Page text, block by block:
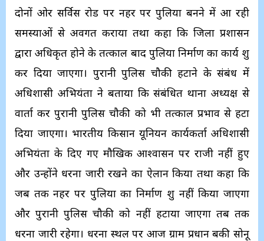
दोनों ओर सर्विस रोड पर नहर पर पुलिया बनने में आ रही
समस्याओं से अवगत कराया तथा कहा कि जिला प्रशासन
द्वारा अधिकृत होने के तत्काल बाद पुलिया निर्माण का कार्य शुरू
कर दिया जाएगा। पुरानी पुलिस चौकी हटाने के संबंध में
अधिशासी अभियंता ने बताया कि संबंधित थाना अध्यक्ष से
वार्ता कर पुरानी पुलिस चौकी को भी तत्काल प्रभाव से हटा
दिया जाएगा। भारतीय किसान यूनियन कार्यकर्ता अधिशासी
अभियंता के दिए गए मौखिक आश्वासन पर राजी नहीं हुए
और उन्होंने धरना जारी रखने का ऐलान किया तथा कहा कि
जब तक नहर पर पुलिया का निर्माण शुरू नहीं किया जाएगा
और पुरानी पुलिस चौकी को नहीं हटाया जाएगा तब तक
धरना जारी रहेगा। धरना स्थल पर आज ग्राम प्रधान बरूकी सोनू